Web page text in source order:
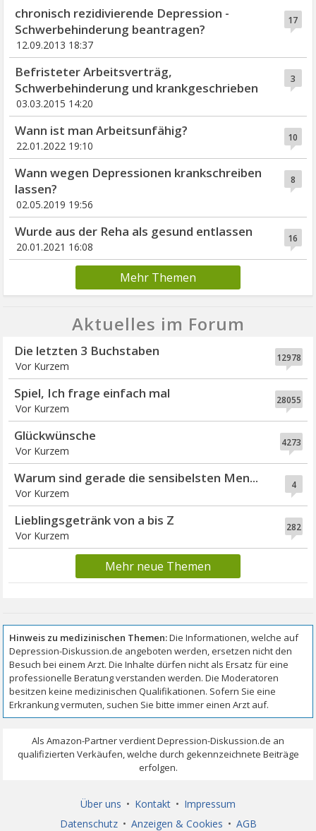
17
chronisch rezidivierende Depression -
Schwerbehinderung beantragen?
12.09.2013 18:37
3
Befristeter Arbeitsverträg,
Schwerbehinderung und krankgeschrieben
03.03.2015 14:20
10
Wann ist man Arbeitsunfähig?
22.01.2022 19:10
8
Wann wegen Depressionen krankschreiben
lassen?
02.05.2019 19:56
16
Wurde aus der Reha als gesund entlassen
20.01.2021 16:08
Mehr Themen
Aktuelles im Forum
12978
Die letzten 3 Buchstaben
Vor Kurzem
28055
Spiel, Ich frage einfach mal
Vor Kurzem
4273
Glückwünsche
Vor Kurzem
4
Warum sind gerade die sensibelsten Men...
Vor Kurzem
282
Lieblingsgetränk von a bis Z
Vor Kurzem
Mehr neue Themen
Über uns • Kontakt • Impressum
Datenschutz • Anzeigen & Cookies • AGB